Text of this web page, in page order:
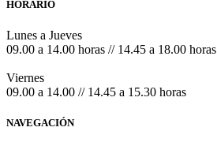
HORARIO
Lunes a Jueves
09.00 a 14.00 horas // 14.45 a 18.00 horas
Viernes
09.00 a 14.00 // 14.45 a 15.30 horas
NAVEGACIÓN